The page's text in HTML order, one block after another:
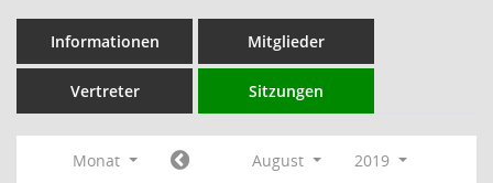
Informationen Mitglieder
Vertreter Sitzungen
Monat August
2019